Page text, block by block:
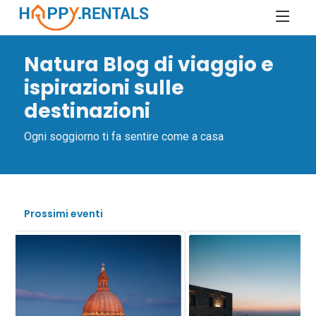
Natura Blog di viaggio e
ispirazioni sulle
destinazioni
Ogni soggiorno ti fa sentire come a casa
Prossimi eventi